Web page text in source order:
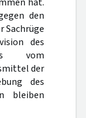
den
Sachrüge
des
vom
der
des
bleiben